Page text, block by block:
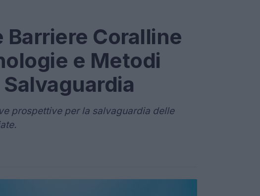
Coralline
e Metodi
prospettive per la salvaguardia delle